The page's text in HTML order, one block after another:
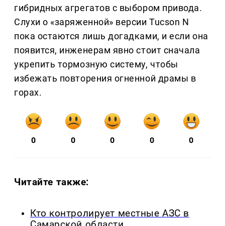
гибридных агрегатов с выбором привода.
Слухи о «заряженной» версии Tucson N
пока остаются лишь догадками, и если она
появится, инженерам явно стоит сначала
укрепить тормозную систему, чтобы
избежать повторения огненной драмы в
горах.
0 0 0 0 0
Читайте также:
Кто контролирует местные АЗС в